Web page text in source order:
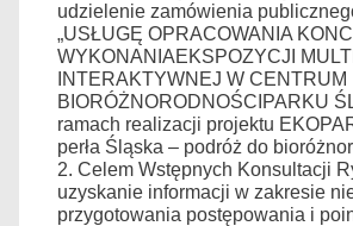
udzielenie zamówienia
„USŁUGĘ OPRACOWANIA
WYKONANIAEKSPOZYCJI
INTERAKTYWNEJ W CENTRUM
BIORÓŻNORODNOŚCIPARKU
ramach realizacji projektu
perła Śląska – podróż do
2. Celem Wstępnych Konsultacji
uzyskanie informacji w zakresie
przygotowania postępowania i